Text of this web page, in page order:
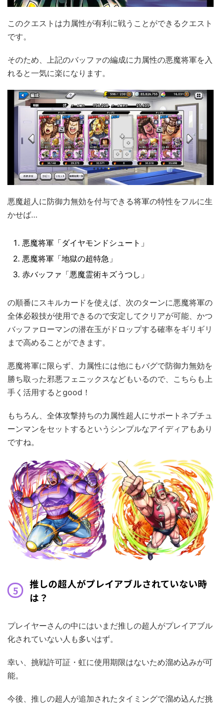
このクエストは力属性が有利に戦うことができるクエスト
です。
そのため、上記のバッファの編成に力属性の悪魔将軍を入
れると一気に楽になります。
悪魔超人に防御力無効を付与できる将軍の特性をフルに生
かせば…
悪魔将軍「ダイヤモンドシュート」
悪魔将軍「地獄の超特急」
赤バッファ「悪魔霊術キズうつし」
の順番にスキルカードを使えば、次のターンに悪魔将軍の
全体必殺技が使用できるので安定してクリアが可能、かつ
バッファローマンの潜在玉がドロップする確率をギリギリ
まで高めることができます。
悪魔将軍に限らず、力属性には他にもバグで防御力無効を
勝ち取った邪悪フェニックスなどもいるので、こちらも上
手く活用するとgood！
もちろん、全体攻撃持ちの力属性超人にサポートネプチュ
ーンマンをセットするというシンプルなアイディアもあり
ですね。
推しの超人がプレイアブルされていない時
は？
プレイヤーさんの中にはいまだ推しの超人がプレイアブル
化されていない人も多いはず。
幸い、挑戦許可証・虹に使用期限はないため溜め込みが可
能。
今後、推しの超人が追加されたタイミングで溜め込んだ挑